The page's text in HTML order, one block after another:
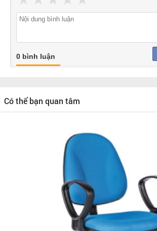
0 bình luận
Có thể bạn quan tâm